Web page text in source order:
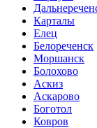
Карталы
Елец
Белореченск
Моршанск
Болохово
Аскиз
Аскарово
Боготол
Ковров